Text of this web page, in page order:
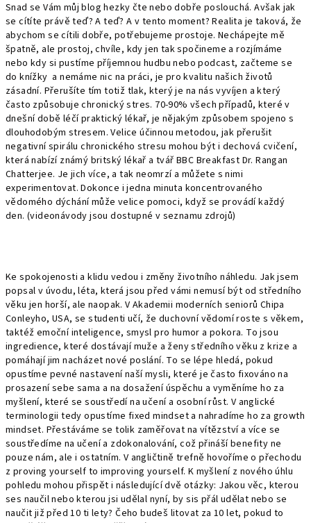
Snad se Vám můj blog hezky čte nebo dobře poslouchá. Avšak jak
se cítíte právě teď? A teď? A v tento moment? Realita je taková, že
abychom se cítili dobře, potřebujeme prostoje. Nechápejte mě
špatně, ale prostoj, chvíle, kdy jen tak spočineme a rozjímáme
nebo kdy si pustíme příjemnou hudbu nebo podcast, začteme se
do knížky a nemáme nic na práci, je pro kvalitu našich životů
zásadní. Přerušíte tím totiž tlak, který je na nás vyvíjen a který
často způsobuje chronický stres. 70-90% všech případů, které v
dnešní době léčí praktický lékař, je nějakým způsobem spojeno s
dlouhodobým stresem. Velice účinnou metodou, jak přerušit
negativní spirálu chronického stresu mohou být i dechová cvičení,
která nabízí známý britský lékař a tvář BBC Breakfast Dr. Rangan
Chatterjee. Je jich více, a tak neomrzí a můžete s nimi
experimentovat. Dokonce i jedna minuta koncentrovaného
vědomého dýchání může velice pomoci, když se provádí každý
den. (videonávody jsou dostupné v seznamu zdrojů)
Ke spokojenosti a klidu vedou i změny životního náhledu. Jak jsem
popsal v úvodu, léta, která jsou před vámi nemusí být od středního
věku jen horší, ale naopak. V Akademii moderních seniorů Chipa
Conleyho, USA, se studenti učí, že duchovní vědomí roste s věkem,
taktéž emoční inteligence, smysl pro humor a pokora. To jsou
ingredience, které dostávají muže a ženy středního věku z krize a
pomáhají jim nacházet nové poslání. To se lépe hledá, pokud
opustíme pevné nastavení naší mysli, které je často fixováno na
prosazení sebe sama a na dosažení úspěchu a vyměníme ho za
myšlení, které se soustředí na učení a osobní růst. V anglické
terminologii tedy opustíme fixed mindset a nahradíme ho za growth
mindset. Přestáváme se tolik zaměřovat na vítězství a více se
soustředíme na učení a zdokonalování, což přináší benefity ne
pouze nám, ale i ostatním. V angličtině trefně hovoříme o přechodu
z proving yourself to improving yourself. K myšlení z nového úhlu
pohledu mohou přispět i následující dvě otázky: Jakou věc, kterou
ses naučil nebo kterou jsi udělal nyní, by sis přál udělat nebo se
naučit již před 10 ti lety? Čeho budeš litovat za 10 let, pokud to